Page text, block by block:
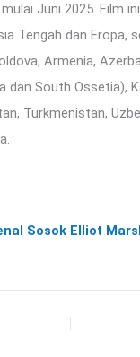
Juni 2025. Film
Tengah dan Eropa,
Armenia,
dan South Ossetia),
Turkmenistan,
Sosok Elliot